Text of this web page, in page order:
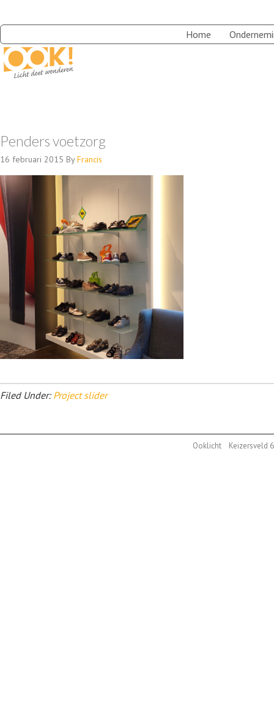
Home
Penders voetzorg
16 februari 2015 ByFrancis
Filed Under: Project slider
Ooklicht Keizersveld